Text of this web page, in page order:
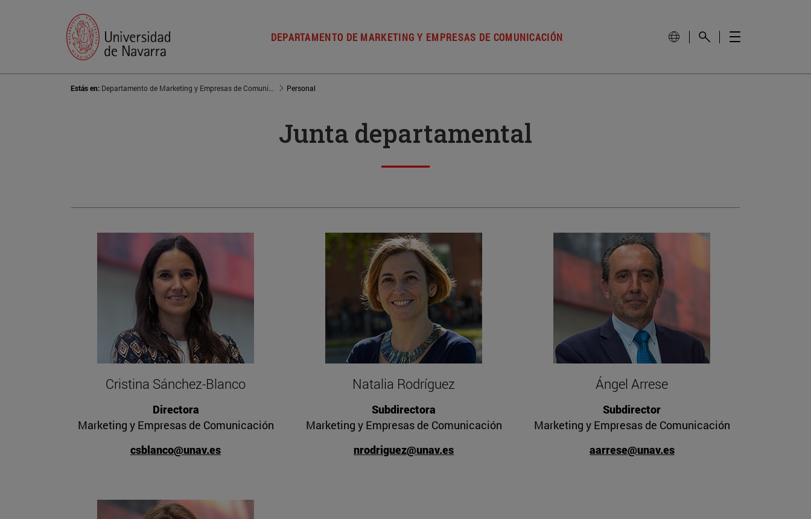
DEPARTAMENTO DE MARKETING Y EMPRESAS DE COMUNICACIÓN
Estás en: Personal
Junta departamental
Cristina Sánchez-Blanco
Directora
Marketing y Empresas de Comunicación
csblanco@unav.es
Natalia Rodríguez
Subdirectora
Marketing y Empresas de Comunicación
nrodriguez@unav.es
Ángel Arrese
Subdirector
Marketing y Empresas de Comunicación
aarrese@unav.es